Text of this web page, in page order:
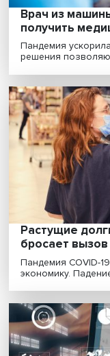
Кейс Греции
опыта
пригодится
человеческого
политик......
«Основное
страх не
тенденциям»